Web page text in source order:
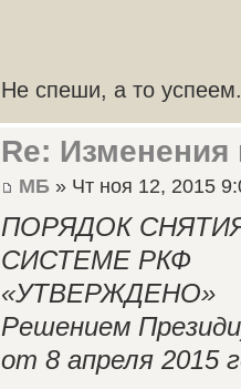
Не спеши, а то
Re:
МБ» Чт ноя 12, 2015
ПОРЯДОК
СИСТЕМЕ РКФ
«УТВЕРЖДЕНО»
Решением
от 8 апреля 2015